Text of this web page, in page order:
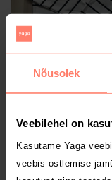
Nõusolek
Veebilehel on
Kasutame Yaga
veebis ostlemise
Reserved